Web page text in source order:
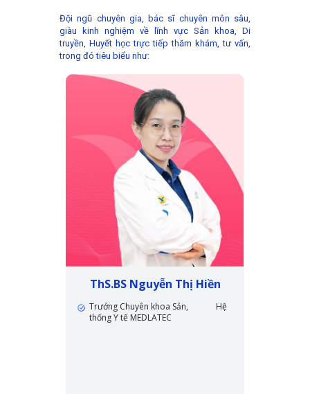
Đội ngũ chuyên gia, bác sĩ chuyên môn sâu,
giàu kinh nghiệm về lĩnh vực Sản khoa, Di
truyền, Huyết học trực tiếp thăm khám, tư vấn,
trong đó tiêu biểu như:
ThS.BS Nguyễn Thị Hiền
Trưởng Chuyên khoa Sản, Hệ
thống Y tế MEDLATEC